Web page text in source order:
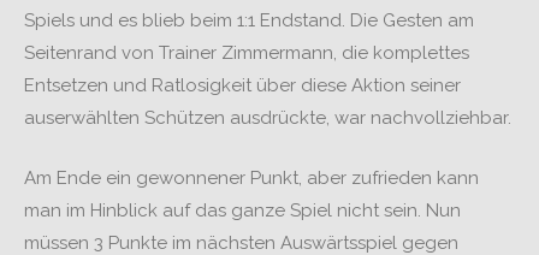
Spiels und es blieb beim 1:1 Endstand. Die Gesten am
Seitenrand von Trainer Zimmermann, die komplettes
Entsetzen und Ratlosigkeit über diese Aktion seiner
auserwählten Schützen ausdrückte, war nachvollziehbar.
Am Ende ein gewonnener Punkt, aber zufrieden kann
man im Hinblick auf das ganze Spiel nicht sein. Nun
müssen 3 Punkte im nächsten Auswärtsspiel gegen